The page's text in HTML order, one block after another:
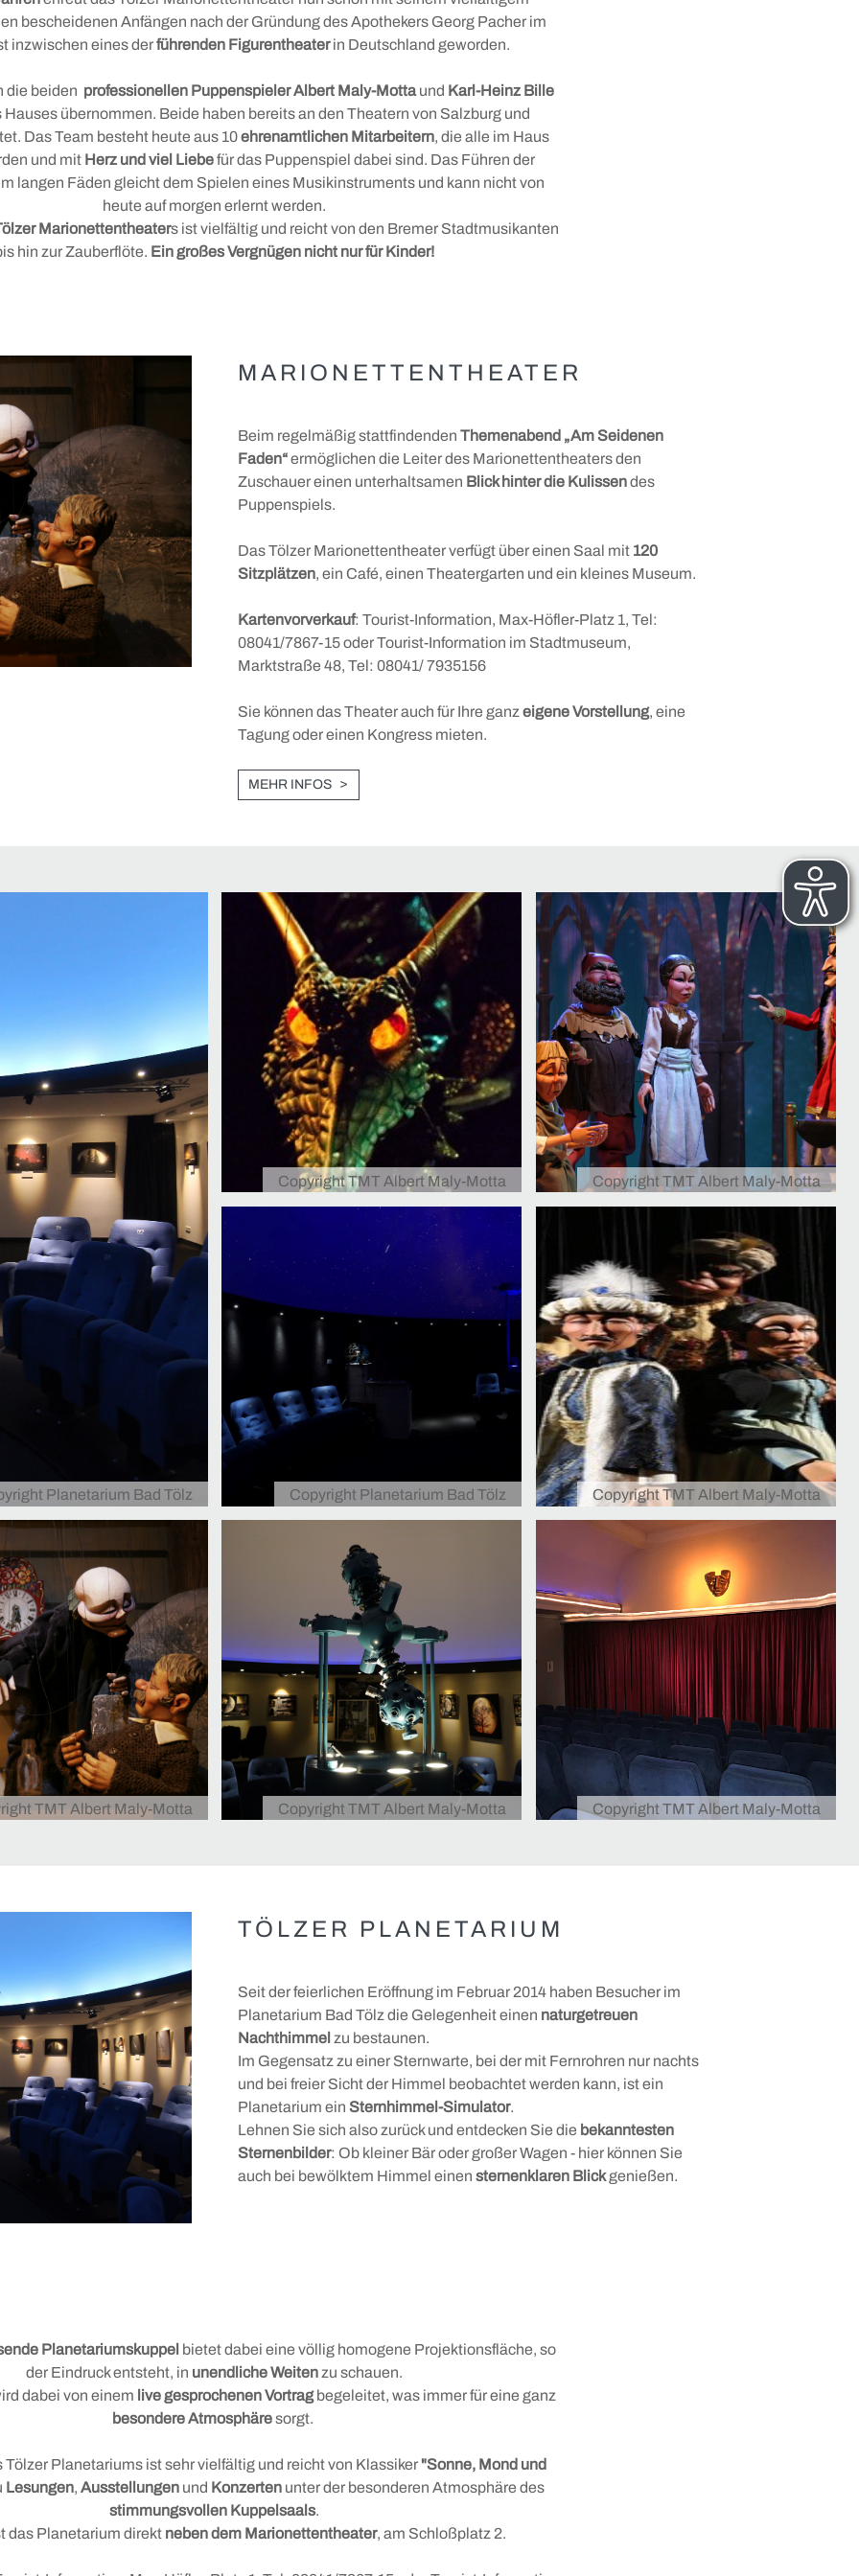
Thomas Mann in Bad Tölz
Gabriel von Seidl
Konzerte & Kabarett
+
Stadtkapelle
Tölzer Summer Sound
Stadt mit der besonderen Note
Tölzer Kunst und Kultur 65+
Tölzer Jazzkonzerte
bescheidenen Anfängen nach der Gründung des Apothekers Georg Pacher im
inzwischen eines derführenden Figurentheaterin Deutschland geworden.
die beiden professionellen Puppenspieler Albert Maly-Mottaund Karl-Heinz Bille
Hauses übernommen. Beide haben bereits an den Theatern von Salzburg und
Das Team besteht heute aus 10ehrenamtlichen Mitarbeitern, die alle im Haus
und mit Herz und viel Liebefür das Puppenspiel dabei sind. Das Führen der
langen Fäden gleicht dem Spielen eines Musikinstruments und kann nicht von
heute auf morgen erlernt werden.
Marionettentheaters ist vielfältig und reicht von den Bremer Stadtmusikanten
hin zur Zauberflöte. Ein großes Vergnügen nicht nur für Kinder!
MARIONETTENTHEATER
Beim regelmäßig stattfindenden Themenabend „Am Seidenen
Faden“ermöglichen die Leiter des Marionettentheaters den
Zuschauer einen unterhaltsamen Blick hinter die Kulissendes
Puppenspiels.
Das Tölzer Marionettentheater verfügt über einen Saal mit 120
Sitzplätzen, ein Café, einen Theatergarten und ein kleines Museum.
Kartenvorverkauf: Tourist-Information, Max-Höfler-Platz 1, Tel:
08041/7867-15 oder Tourist-Information im Stadtmuseum,
Marktstraße 48, Tel: 08041/ 7935156
Sie können das Theater auch für Ihre ganz eigene Vorstellung, eine
Tagung oder einen Kongress mieten.
MEHR INFOS
Planetarium Bad Tölz
Copyright TMT Albert Maly-Motta Copyright TMT Albert Maly-Motta
Copyright Planetarium Bad Tölz Copyright TMT Albert Maly-Motta
TMT Albert Maly-Motta Copyright TMT Albert Maly-Motta Copyright TMT Albert Maly-Motta
TÖLZER PLANETARIUM
Seit der feierlichen Eröffnung im Februar 2014 haben Besucher im
Planetarium Bad Tölz die Gelegenheit einen naturgetreuen
Nachthimmel zu bestaunen.
Im Gegensatz zu einer Sternwarte, bei der mit Fernrohren nur nachts
und bei freier Sicht der Himmel beobachtet werden kann, ist ein
Planetarium ein Sternhimmel-Simulator.
Lehnen Sie sich also zurück und entdecken Sie die bekanntesten
Sternenbilder: Ob kleiner Bär oder großer Wagen - hier können Sie
auch bei bewölktem Himmel einen sternenklaren Blickgenießen.
Planetariumskuppel bietet dabei eine völlig homogene Projektionsfläche, so
der Eindruck entsteht, in unendliche Weiten zu schauen.
dabei von einem live gesprochenen Vortragbegeleitet, was immer für eine ganz
besondere Atmosphäresorgt.
Tölzer Planetariums ist sehr vielfältig und reicht von Klassiker "Sonne, Mond und
Lesungen, Ausstellungenund Konzerten unter der besonderen Atmosphäre des
stimmungsvollen Kuppelsaals.
das Planetarium direkt neben dem Marionettentheater, am Schloßplatz 2.